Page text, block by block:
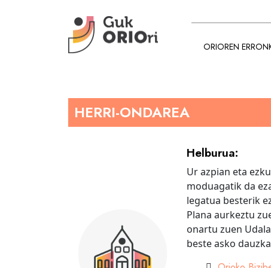
ORIOREN
HERRI-ONDAREA
Helburua:
Ur azpian eta
moduagatik da
legatua besterik
Plana aurkeztu
onartu zuen
beste asko